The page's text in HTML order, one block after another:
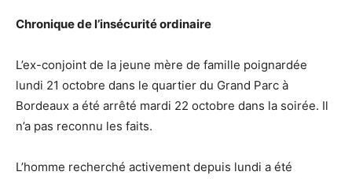
Chronique de l’insécurité ordinaire
L’ex-conjoint de la jeune mère de famille poignardée
lundi 21 octobre dans le quartier du Grand Parc à
Bordeaux a été arrêté mardi 22 octobre dans la soirée. Il
n’a pas reconnu les faits.
L’homme recherché activement depuis lundi a été